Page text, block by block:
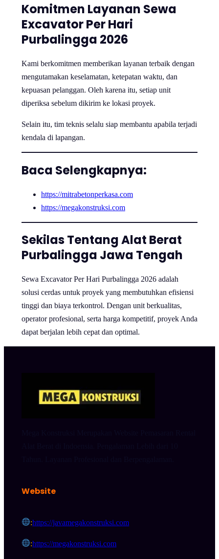
Komitmen Layanan Sewa
Excavator Per Hari
Purbalingga 2026
Kami berkomitmen memberikan layanan terbaik dengan
mengutamakan keselamatan, ketepatan waktu, dan
kepuasan pelanggan. Oleh karena itu, setiap unit
diperiksa sebelum dikirim ke lokasi proyek.
Selain itu, tim teknis selalu siap membantu apabila terjadi
kendala di lapangan.
Baca Selengkapnya:
https://mitrabetonperkasa.com
https://megakonstruksi.com
Sekilas Tentang Alat Berat
Purbalingga Jawa Tengah
Sewa Excavator Per Hari Purbalingga 2026 adalah
solusi cerdas untuk proyek yang membutuhkan efisiensi
tinggi dan biaya terkontrol. Dengan unit berkualitas,
operator profesional, serta harga kompetitif, proyek Anda
dapat berjalan lebih cepat dan optimal.
Website
:https://javamegakonstruksi.com
:https://megakonstruksi.com